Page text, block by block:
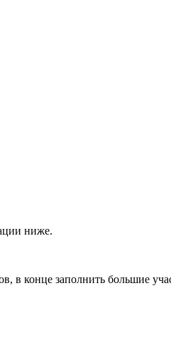
ниже.
в конце заполнить большие